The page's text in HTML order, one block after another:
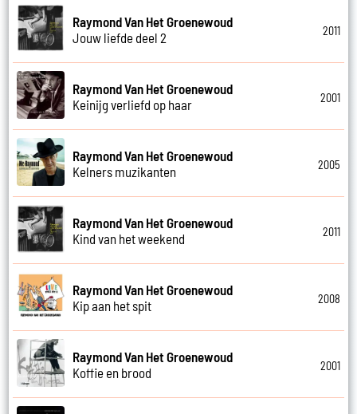
Raymond Van Het Groenewoud
Jouw liefde deel 2
2011
Raymond Van Het Groenewoud
Keinijg verliefd op haar
2001
Raymond Van Het Groenewoud
Kelners muzikanten
2005
Raymond Van Het Groenewoud
Kind van het weekend
2011
Raymond Van Het Groenewoud
Kip aan het spit
2008
Raymond Van Het Groenewoud
Koffie en brood
2001